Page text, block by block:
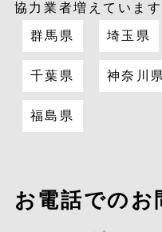
協力業者増えていま
群馬県 埼玉県
千葉県 神奈川県
福島県
お電話でのお